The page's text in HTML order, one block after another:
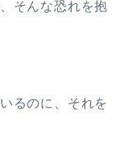
そんな恐れを抱
るのに、それを